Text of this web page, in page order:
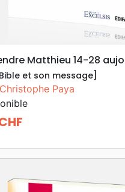
Matthieu 14-28
et son message]
Christophe Paya